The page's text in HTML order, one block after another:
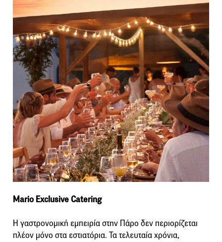
Mario Exclusive Catering
Η γαστρονομική εμπειρία στην Πάρο δεν περιορίζεται
πλέον μόνο στα εστιατόρια. Τα τελευταία χρόνια,